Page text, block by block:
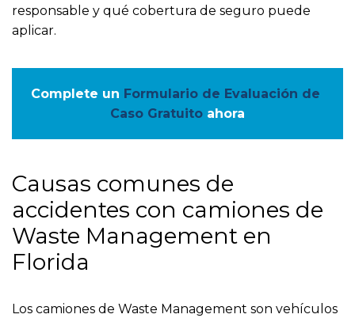
responsable y qué cobertura de seguro puede
aplicar.
Complete un Formulario de Evaluación de
Caso Gratuito ahora
Causas comunes de
accidentes con camiones de
Waste Management en
Florida
Los camiones de Waste Management son vehículos